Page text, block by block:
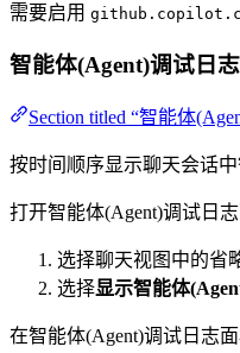
需要启用
智能体(Agent)调试日
Section titled “智能体
按时间顺序显示聊天会话
打开智能体(Agent)调试日志
选择聊天视图中的省
选择显示智能体
在智能体(Agent)调试日志